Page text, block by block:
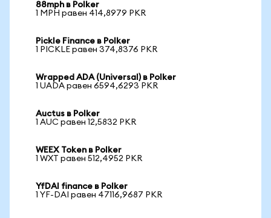
88mph в Polker
1 MPH равен 414,8979 PKR
Pickle Finance в Polker
1 PICKLE равен 374,8376 PKR
Wrapped ADA (Universal) в Polker
1 UADA равен 6594,6293 PKR
Auctus в Polker
1 AUC равен 12,5832 PKR
WEEX Token в Polker
1 WXT равен 512,4952 PKR
YfDAI finance в Polker
1 YF-DAI равен 47116,9687 PKR